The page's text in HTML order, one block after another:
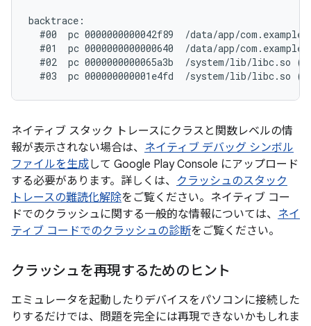
backtrace:
#00  pc 0000000000042f89  /data/app/
#01  pc 0000000000000640  /data/app/
#02  pc 0000000000065a3b  /system/lib/libc.so
ネイティブ スタック トレースにクラスと関数レベルの情
報が表示されない場合は、 ネイティブ デバッグ シンボル
ファイルを生成して Google Play Console にアップロード
する必要があります。詳しくは、 クラッシュのスタック
トレースの難読化解除をご覧ください。ネイティブ コー
ドでのクラッシュに関する一般的な情報については、 ネイ
ティブ コードでのクラッシュの診断をご覧ください。
クラッシュを再現するためのヒント
エミュレータを起動したりデバイスをパソコンに接続した
りするだけでは、問題を完全には再現できないかもしれま